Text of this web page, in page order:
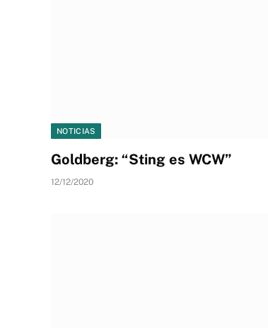
NOTICIAS
Goldberg: “Sting es WCW”
12/12/2020